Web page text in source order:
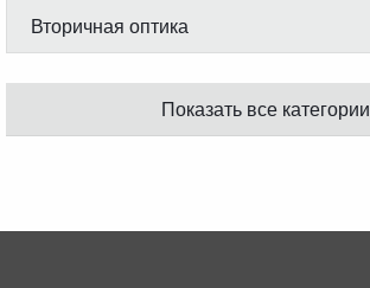
Вторичная оптика
Показать все категории